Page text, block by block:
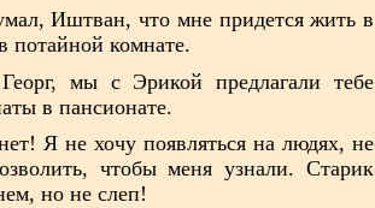
Иштван, что мне придется жить в
потайной комнате.
мы с Эрикой предлагали тебе
в пансионате.
Я не хочу появляться на людях, не
чтобы меня узнали. Старик
но не слеп!